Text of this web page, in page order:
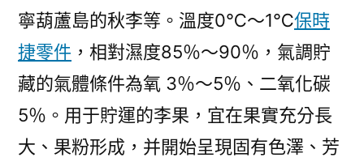
寧葫蘆島的秋李等。溫度0℃～1℃保時
捷零件 ，相對濕度85％～90％，氣調貯
藏的氣體條件為氧 3％～5％、二氧化碳
5％。用于貯運的李果，宜在果實充分長
大、果粉形成，并開始呈現固有色澤、芳